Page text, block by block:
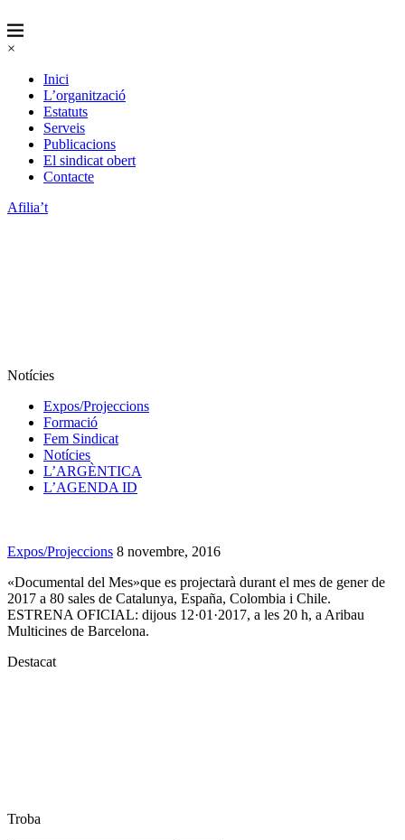
×
Inici
L’organització
Estatuts
Serveis
Publicacions
El sindicat obert
Contacte
Afilia’t
Notícies
Expos/Projeccions
Formació
Fem Sindicat
Notícies
L’ARGÈNTICA
L’AGENDA ID
Expos/Projeccions 8 novembre, 2016
«Documental del Mes»que es projectarà durant el mes de gener de
2017 a 80 sales de Catalunya, España, Colombia i Chile.
ESTRENA OFICIAL: dijous 12·01·2017, a les 20 h, a Aribau
Multicines de Barcelona.
Destacat
Troba